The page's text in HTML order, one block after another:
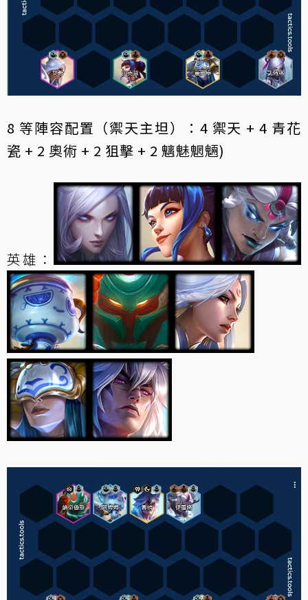
8 等陣容配置（禦天主坦）：4 禦天 + 4 青花
瓷 + 2 奧術 + 2 狙擊 + 2 魑魅魍魎)
英雄：